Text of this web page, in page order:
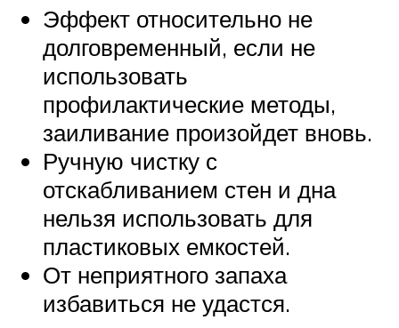
Эффект относительно не
долговременный, если не
использовать
профилактические методы,
заиливание произойдет вновь.
Ручную чистку с
отскабливанием стен и дна
нельзя использовать для
пластиковых емкостей.
От неприятного запаха
избавиться не удастся.